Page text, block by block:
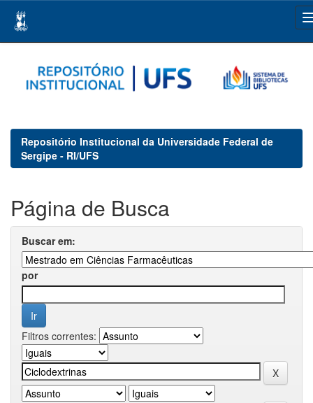
navigation
Repositório Institucional da Universidade Federal de
Sergipe - RI/UFS
Página de Busca
Buscar em:
por
Filtros correntes: